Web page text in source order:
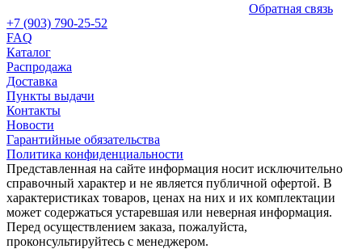
Обратная связь
+7 (903) 790-25-52
FAQ
Каталог
Распродажа
Доставка
Пункты выдачи
Контакты
Новости
Гарантийные обязательства
Политика конфиденциальности
Представленная на сайте информация носит исключительно
справочный характер и не является публичной офертой. В
характеристиках товаров, ценах на них и их комплектации
может содержаться устаревшая или неверная информация.
Перед осуществлением заказа, пожалуйста,
проконсультируйтесь с менеджером.